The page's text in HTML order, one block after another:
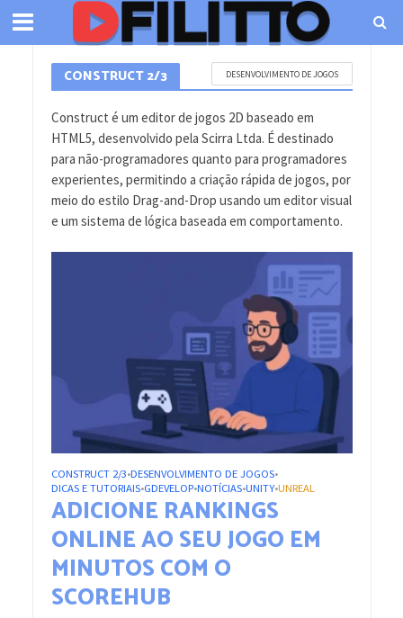
CONSTRUCT 2/3 DESENVOLVIMENTO DE JOGOS
Construct é um editor de jogos 2D baseado em
HTML5, desenvolvido pela Scirra Ltda. É destinado
para não-programadores quanto para programadores
experientes, permitindo a criação rápida de jogos, por
meio do estilo Drag-and-Drop usando um editor visual
e um sistema de lógica baseada em comportamento.
CONSTRUCT 2/3•DESENVOLVIMENTO DE JOGOS•
DICAS E TUTORIAIS•GDEVELOP•NOTÍCIAS•UNITY•UNREAL
ADICIONE RANKINGS
ONLINE AO SEU JOGO EM
MINUTOS COM O
SCOREHUB